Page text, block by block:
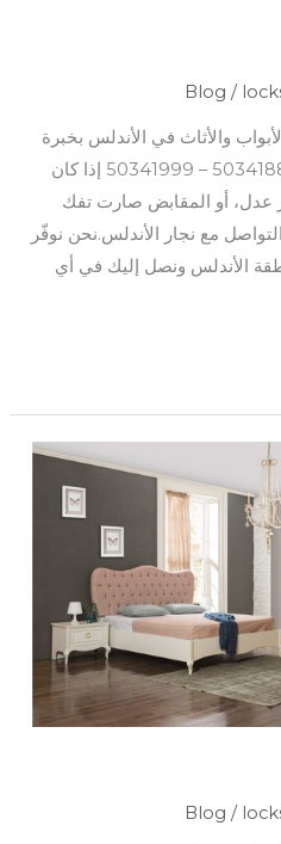
Blog /
والأثاث في الأندلس بخبرة
اتصل أو واتساب: 50341888 – 50341999 إذا كان
عدل، أو المقابض صارت تفك
مع نجار الأندلس.نحن نوفّر
الأندلس ونصل إليك في أي
Blog /